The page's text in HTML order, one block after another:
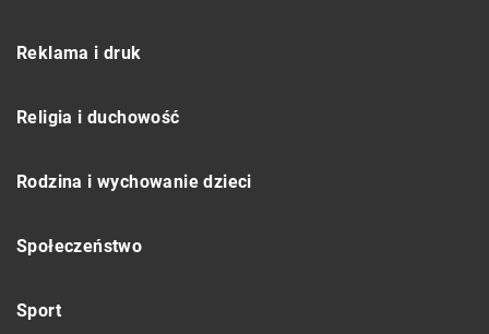
Reklama i druk
Religia i duchowość
Rodzina i wychowanie dzieci
Społeczeństwo
Sport